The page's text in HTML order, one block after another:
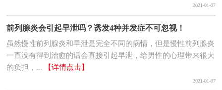
2021-01-07
前列腺炎会引起早泄吗？诱发4种并发症不可忽视！
虽然慢性前列腺炎和早泄是完全不同的病情，但是慢性前列腺炎
一直没有得到治愈的话会直接引起早泄，给男性的心理带来很大
的负担，...
【详情点击】
2021-01-07